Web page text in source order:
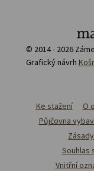
© 2014 - 2026
Grafický návrh
Ke stažení O
Půjčovna
Souhlas
Vnitřní